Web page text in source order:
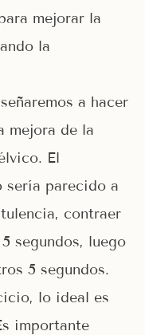
mejorar la
la
a hacer
mejora de la
El
sería parecido a
contraer
segundos, luego
5 segundos.
lo ideal es
importante